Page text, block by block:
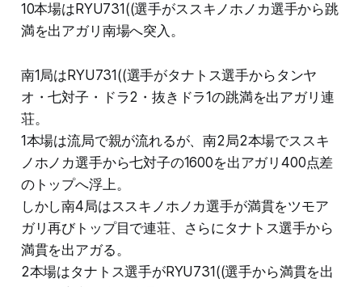
10本場はRYU731((選手がススキノホノカ選手から跳
満を出アガリ南場へ突入。
南1局はRYU731((選手がタナトス選手からタンヤ
オ・七対子・ドラ2・抜きドラ1の跳満を出アガリ連
荘。
1本場は流局で親が流れるが、南2局2本場でススキ
ノホノカ選手から七対子の1600を出アガリ400点差
のトップへ浮上。
しかし南4局はススキノホノカ選手が満貫をツモア
ガリ再びトップ目で連荘、さらにタナトス選手から
満貫を出アガる。
2本場はタナトス選手がRYU731((選手から満貫を出